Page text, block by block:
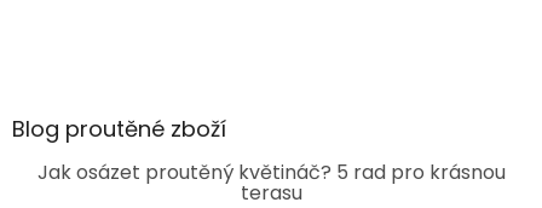
Blog proutěné zboží
Jak osázet proutěný květináč? 5 rad pro krásnou
terasu